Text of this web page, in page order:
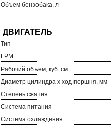
Объем бензобака, л
Тип
ГРМ
Рабочий объем, куб. см
Диаметр цилиндра х ход поршня, мм
Степень сжатия
Система питания
Система охлаждения